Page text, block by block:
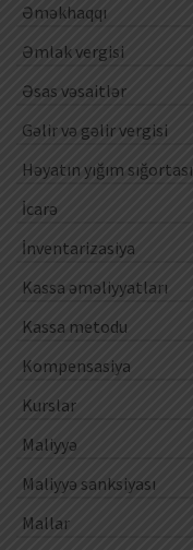
Əməkhaqqı
Əmlak vergisi
Əsas vəsaitlər
Gəlir və gəlir vergisi
Həyatın yığım sığortası
İcarə
İnventarizasiya
Kassa əməliyyatları
Kassa metodu
Kompensasiya
Kurslar
Maliyyə
Maliyyə sanksiyası
Mallar